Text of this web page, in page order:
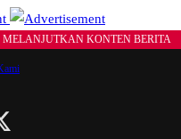
MELANJUTKAN KONTEN BERITA